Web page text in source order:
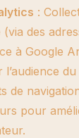
:
des
à Google
de
pour